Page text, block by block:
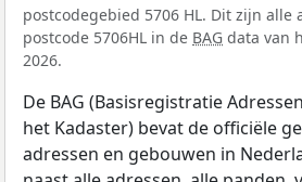
postcodegebied 5706 HL. Dit zijn alle
postcode 5706HL in de BAG data van
2026.
De BAG (Basisregistratie
het Kadaster) bevat de officiële
adressen en gebouwen in